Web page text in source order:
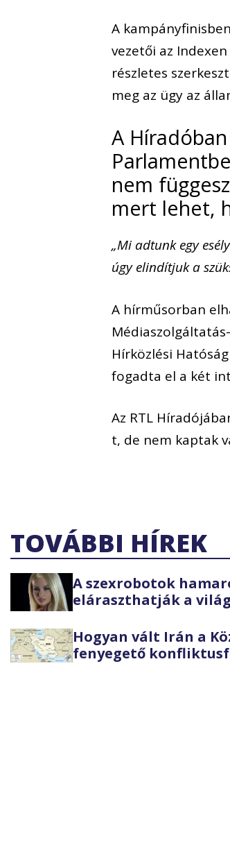
A
vezetői az
részletes
meg az ügy az
A
nem
mert lehet,
„Mi adtunk egy
úgy elindítjuk a
A hírműsorban
Hírközlési
fogadta el a két
Az RTL
t, de nem kaptak
TOVÁBBI HÍREK
A szexrobotok
eláraszthatják a
Hogyan vált Irán a
fenyegető